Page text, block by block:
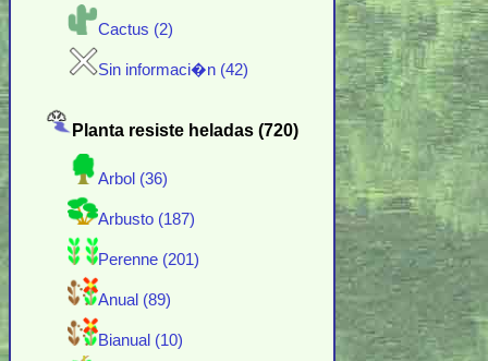
Cactus (2)
Sin informaci�n (42)
Planta resiste heladas (720)
Arbol (36)
Arbusto (187)
Perenne (201)
Anual (89)
Bianual (10)